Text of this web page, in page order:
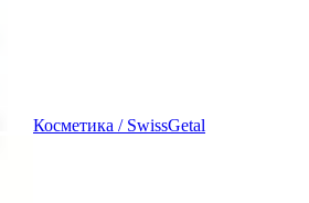
Косметика / SwissGetal